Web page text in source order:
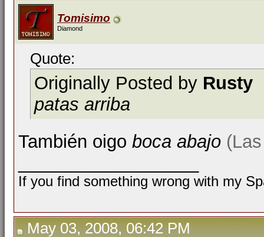
Tomisimo
Diamond
Quote:
Originally Posted by Rusty
patas arriba
También oigo boca abajo
If you find something wrong with my
May 03, 2008, 06:42 PM